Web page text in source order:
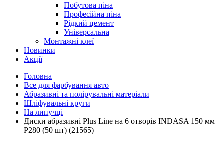
Побутова піна
Професійна піна
Рідкий цемент
Універсальна
Монтажні клеї
Новинки
Акції
Головна
Все для фарбування авто
Абразивні та полірувальні матеріали
Шліфувальні круги
На липучці
Диски абразивні Plus Line на 6 отворів INDASA 150 мм
P280 (50 шт) (21565)